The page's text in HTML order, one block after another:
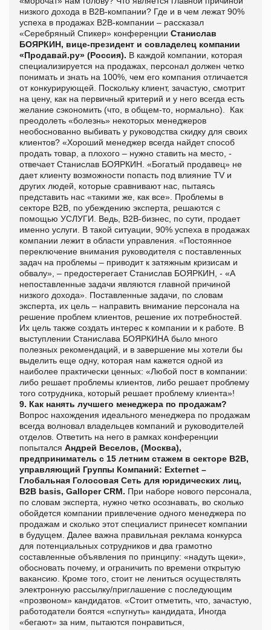
низкого дохода в В2В-компании? Где и в чем лежат 90%
успеха в продажах В2В-компании – рассказал
«Серебряный Спикер» конференции Станислав
БОЯРКИН, вице-президент и совладелец компании
«Продавай.ру» (Россия). В каждой компании, которая
специализируется на продажах, персонал должен четко
понимать и знать на 100%, чем его компания отличается
от конкурирующей. Поскольку клиент, зачастую, смотрит
на цену, как на первичный критерий и у него всегда есть
желание сэкономить (что, в общем-то, нормально). Как
преодолеть «болезнь» некоторых менеджеров
необоснованно выбивать у руководства скидку для своих
клиентов? «Хороший менеджер всегда найдет способ
продать товар, а плохого – нужно ставить на место, -
отвечает Станислав БОЯРКИН. «Богатый продавец» не
дает клиенту возможности попасть под влияние TV и
других людей, которые сравнивают нас, пытаясь
представить нас «такими же, как все». Проблемы в
секторе В2В, по убеждению эксперта, решаются с
помощью УСЛУГИ. Ведь, В2В-бизнес, по сути, продает
именно услуги. В такой ситуации, 90% успеха в продажах
компании лежит в области управления. «Постоянное
переключение внимания руководителя с поставленных
задач на проблемы – приводит к затяжным кризисам и
обвалу», – предостерегает Станислав БОЯРКИН, - «А
непоставленные задачи являются главной причиной
низкого дохода». Поставленные задачи, по словам
эксперта, их цель – направить внимание персонала на
решение проблем клиентов, решение их потребностей.
Их цель также создать интерес к компании и к работе. В
выступлении Станислава БОЯРКИНА было много
полезных рекомендаций, и в завершение мы хотели бы
выделить еще одну, которая нам кажется одной из
наиболее практически ценных: «Любой пост в компании:
либо решает проблемы клиентов, либо решает проблему
того сотрудника, который решает проблему клиента»!
9. Как нанять лучшего менеджера по продажам?
Вопрос нахождения идеального менеджера по продажам
всегда волновал владельцев компаний и руководителей
отделов. Ответить на него в рамках конференции
попытался Андрей Веселов, (Москва),
предприниматель с 15 летним стажем в секторе B2B,
управляющий Группы Компаний: Externet –
Глобальная Голосовая Сеть для юридических лиц,
B2B basis, Galloper CRM. При наборе нового персонала,
по словам эксперта, нужно четко осознавать, во сколько
обойдется компании привлечение одного менеджера по
продажам и сколько этот специалист принесет компании
в будущем. Далее важна правильная реклама конкурса
для потенциальных сотрудников и два грамотно
составленные объявления по принципу: «надуть щеки»,
обосновать почему, и ограничить по времени открытую
вакансию. Кроме того, стоит не лениться осуществлять
электронную рассылку/приглашение с последующим
«прозвоном» кандидатов. «Стоит отметить, что, зачастую,
работодатели боятся «спугнуть» кандидата, Иногда
«бегают» за ним, пытаются понравиться,